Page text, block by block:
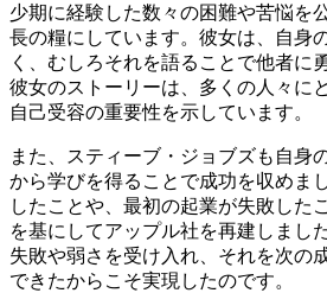
少期に経験した数々の困難や苦悩を
長の糧にしています。彼女は、自身
く、むしろそれを語ることで他者に
彼女のストーリーは、多くの人々に
自己受容の重要性を示しています。
また、スティーブ・ジョブズも自身
から学びを得ることで成功を収めま
したことや、最初の起業が失敗した
を基にしてアップル社を再建しまし
失敗や弱さを受け入れ、それを次の
できたからこそ実現したのです。